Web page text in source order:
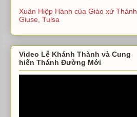
Xuân Hiệp Hành của Giáo xứ Thánh
Giuse, Tulsa
Video Lễ Khánh Thành và Cung
hiến Thánh Đường Mới